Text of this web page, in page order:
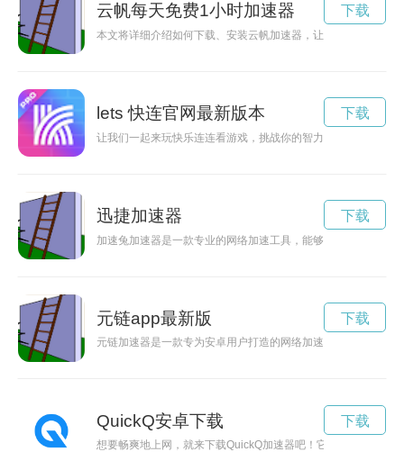
云帆每天免费1小时加速器
本文将详细介绍如何下载、安装云帆加速器，让你畅游互联网
下载
lets 快连官网最新版本
让我们一起来玩快乐连连看游戏，挑战你的智力，享受游戏带
下载
迅捷加速器
加速兔加速器是一款专业的网络加速工具，能够帮助用户加速
下载
元链app最新版
元链加速器是一款专为安卓用户打造的网络加速工具，能够帮
下载
QuickQ安卓下载
想要畅爽地上网，就来下载QuickQ加速器吧！它能够帮助您突
下载